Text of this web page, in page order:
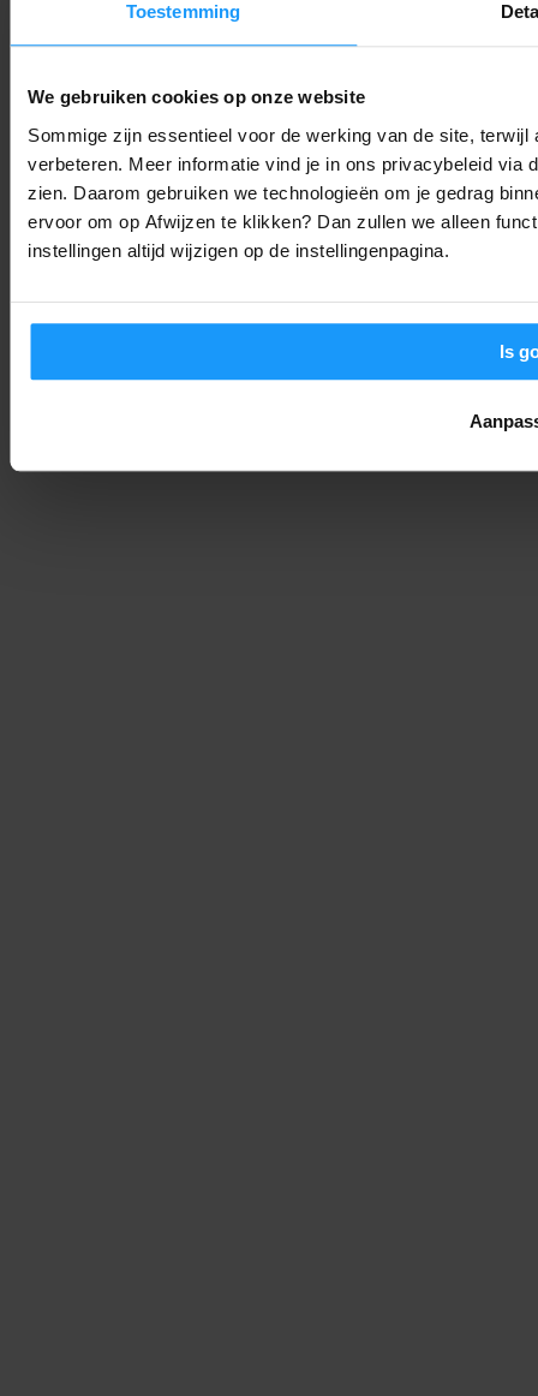
Toestemming
We gebruiken cookies op onze website
Sommige zijn essentieel voor de werking van de site,
verbeteren. Meer informatie vind je in ons privacybeleid via
zien. Daarom gebruiken we technologieën om je gedrag
ervoor om op Afwijzen te klikken? Dan zullen we alleen
instellingen altijd wijzigen op de instellingenpagina.
Is
Abode Lanceert Kant-en-Klare Garage- en Tuinsensoren
Productlanceringen
OpenAI stopt Astra vanwege hackgevaar: Is ‘alles in de cloud’
nog wel verstandig?
Trends & Technologie Joshua - 8. augustus 2026